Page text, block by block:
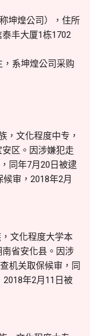
坤煌公司），住所
丰大厦1栋1702
，系坤煌公司采购
，文化程度中专，
区。因涉嫌犯走
同年7月20日被逮
审，2018年2月
文化程度大学本
省安化县。因涉
机关取保候审，同
年2月11日被